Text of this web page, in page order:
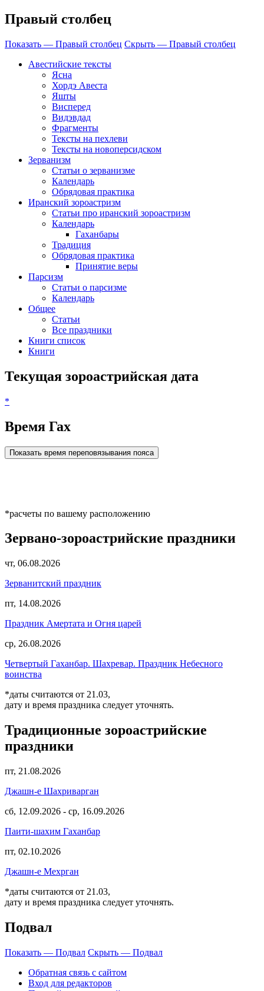
Правый столбец
Показать — Правый столбец Скрыть — Правый столбец
Авестийские тексты
Ясна
Хордэ Авеста
Яшты
Висперед
Видэвдад
Фрагменты
Тексты на пехлеви
Тексты на новоперсидском
Зерванизм
Статьи о зерванизме
Календарь
Обрядовая практика
Иранский зороастризм
Статьи про иранский зороастризм
Календарь
Гаханбары
Традиция
Обрядовая практика
Принятие веры
Парсизм
Статьи о парсизме
Календарь
Общее
Статьи
Все праздники
Книги список
Книги
Текущая зороастрийская дата
*
Время Гах
Показать время переповязывания пояса
*расчеты по вашему расположению
Зервано-зороастрийские праздники
чт, 06.08.2026
Зерванитский праздник
пт, 14.08.2026
Праздник Амертата и Огня царей
ср, 26.08.2026
Четвертый Гаханбар. Шахревар. Праздник Небесного
воинства
*даты считаются от 21.03,
дату и время праздника следует уточнять.
Традиционные зороастрийские
праздники
пт, 21.08.2026
Джашн-е Шахриварган
сб, 12.09.2026 - ср, 16.09.2026
Паити-шахим Гаханбар
пт, 02.10.2026
Джашн-е Мехрган
*даты считаются от 21.03,
дату и время праздника следует уточнять.
Подвал
Показать — Подвал Скрыть — Подвал
Обратная связь с сайтом
Вход для редакторов